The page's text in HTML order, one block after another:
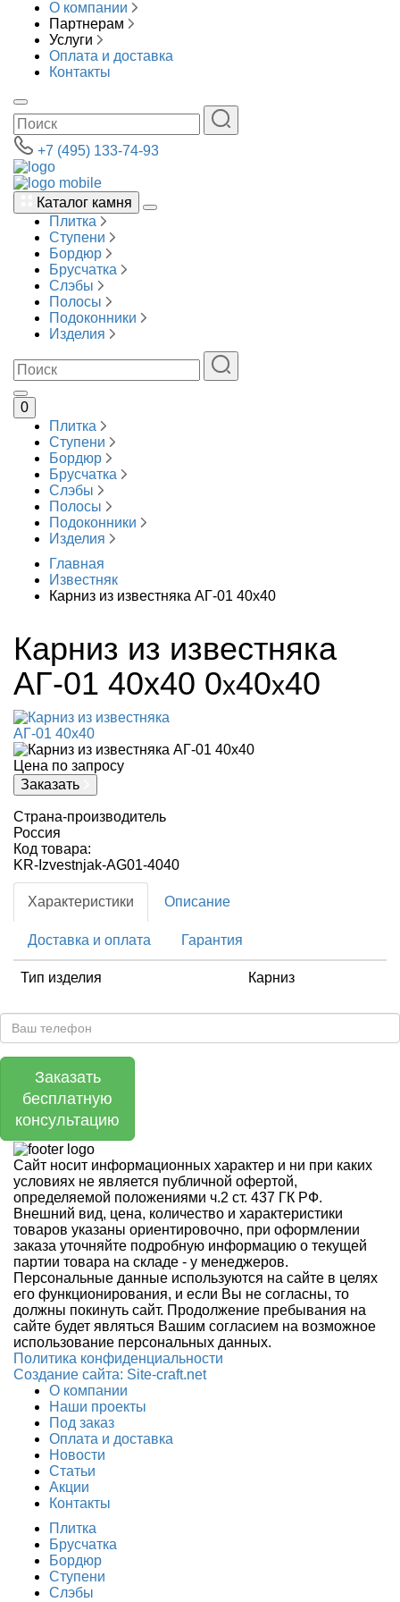
О компании
Партнерам
Услуги
Оплата и доставка
Контакты
+7 (495) 133-74-93
Каталог камня
Плитка
Ступени
Бордюр
Брусчатка
Слэбы
Полосы
Подоконники
Изделия
0
Плитка
Ступени
Бордюр
Брусчатка
Слэбы
Полосы
Подоконники
Изделия
Главная
Известняк
Карниз из известняка АГ-01 40х40
Карниз из известняка
АГ-01 40х40 0x40x40
Цена по запросу
Заказать
Страна-производитель
Россия
Код товара:
KR-Izvestnjak-AG01-4040
Характеристики Описание
Доставка и оплата Гарантия
Тип изделия Карниз
Заказать
бесплатную
консультацию
Сайт носит информационных характер и ни при каких
условиях не является публичной офертой,
определяемой положениями ч.2 ст. 437 ГК РФ.
Внешний вид, цена, количество и характеристики
товаров указаны ориентировочно, при оформлении
заказа уточняйте подробную информацию о текущей
партии товара на складе - у менеджеров.
Персональные данные используются на сайте в целях
его функционирования, и если Вы не согласны, то
должны покинуть сайт. Продолжение пребывания на
сайте будет являться Вашим согласием на возможное
использование персональных данных.
Политика конфиденциальности
Создание сайтa: Site-craft.net
О компании
Наши проекты
Под заказ
Оплата и доставка
Новости
Статьи
Акции
Контакты
Плитка
Брусчатка
Бордюр
Ступени
Слэбы